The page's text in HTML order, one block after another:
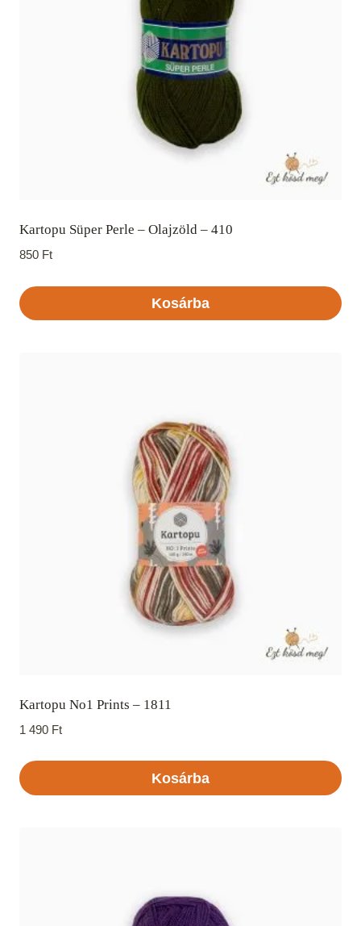
Kartopu Süper Perle – Olajzöld – 410
850 Ft
Kosárba
Kartopu No1 Prints – 1811
1 490 Ft
Kosárba